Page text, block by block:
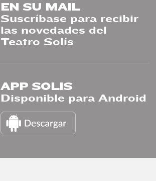
EN SU MAIL
Suscríbase para recibir
las novedades del
Teatro Solís
APP SOLIS
Disponible para Android